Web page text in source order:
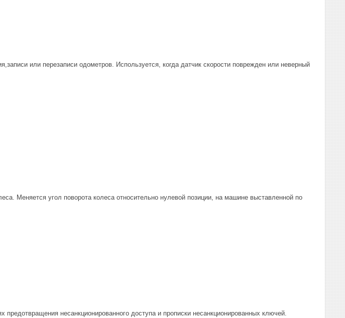
или перезаписи одометров. Используется, когда датчик скорости поврежден или неверный
Меняется угол поворота колеса относительно нулевой позиции, на машине выставленной по
предотвращения несанкционированного доступа и прописки несанкционированных ключей.